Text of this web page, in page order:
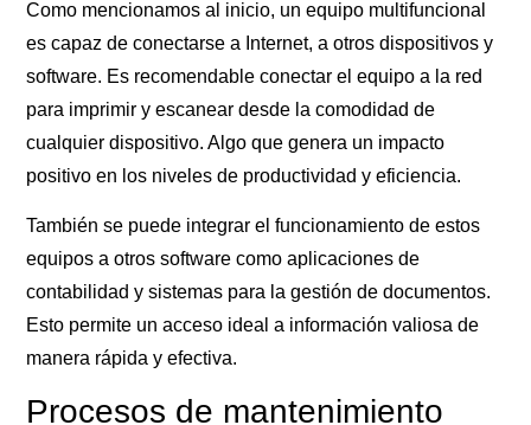
Como mencionamos al inicio, un equipo multifuncional
es capaz de conectarse a Internet, a otros dispositivos y
software. Es recomendable conectar el equipo a la red
para imprimir y escanear desde la comodidad de
cualquier dispositivo. Algo que genera un impacto
positivo en los niveles de productividad y eficiencia.
También se puede integrar el funcionamiento de estos
equipos a otros software como aplicaciones de
contabilidad y sistemas para la gestión de documentos.
Esto permite un acceso ideal a información valiosa de
manera rápida y efectiva.
Procesos de mantenimiento